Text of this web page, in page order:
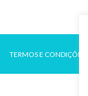
TERMOS E CONDIÇÕES